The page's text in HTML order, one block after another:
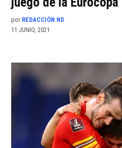
por REDACCIÓN ND
11 JUNIO, 2021